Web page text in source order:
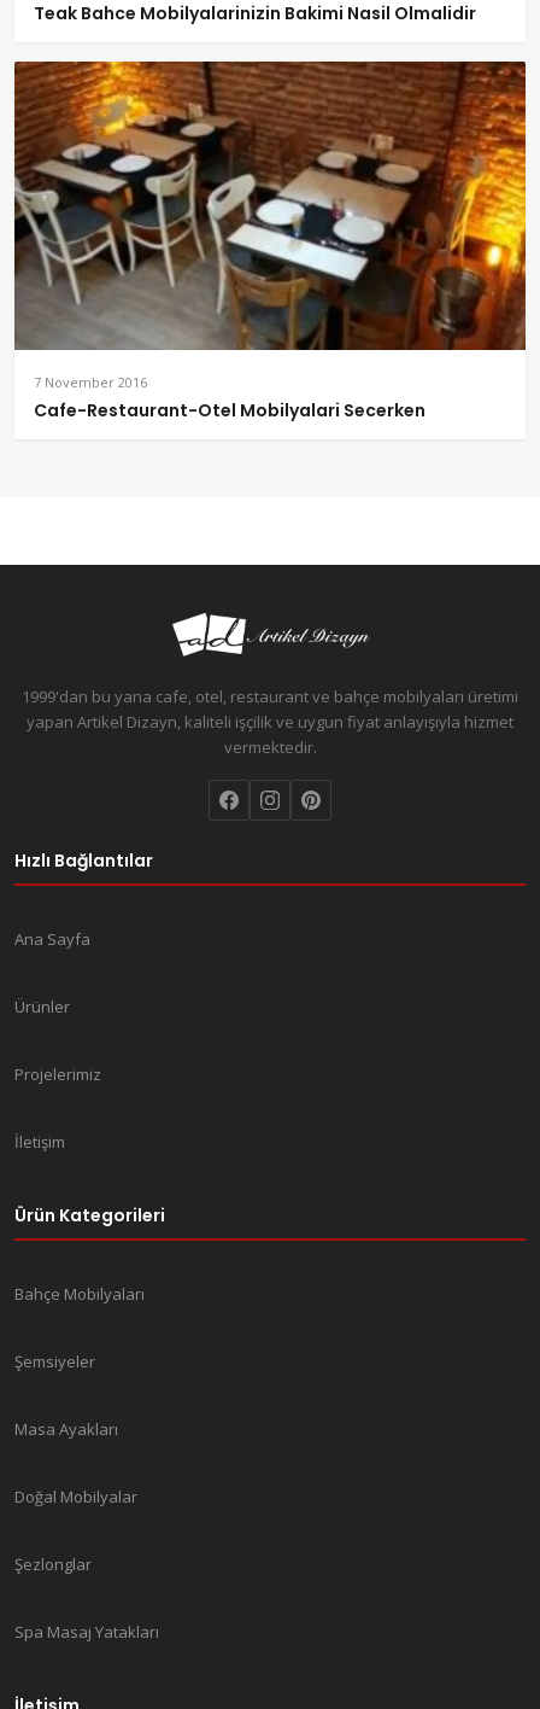
Teak Bahce Mobilyalarinizin Bakimi Nasil Olmalidir
7 November 2016
Cafe-Restaurant-Otel Mobilyalari Secerken
1999'dan bu yana cafe, otel, restaurant ve bahçe mobilyaları üretimi
yapan Artikel Dizayn, kaliteli işçilik ve uygun fiyat anlayışıyla hizmet
vermektedir.
Hızlı Bağlantılar
Ana Sayfa
Ürünler
Projelerimiz
İletişim
Ürün Kategorileri
Bahçe Mobilyaları
Şemsiyeler
Masa Ayakları
Doğal Mobilyalar
Şezlonglar
Spa Masaj Yatakları